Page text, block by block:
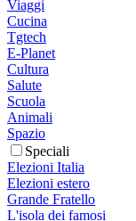
Viaggi
Cucina
Tgtech
E-Planet
Cultura
Salute
Scuola
Animali
Spazio
Speciali
Elezioni Italia
Elezioni estero
Grande Fratello
L'isola dei famosi